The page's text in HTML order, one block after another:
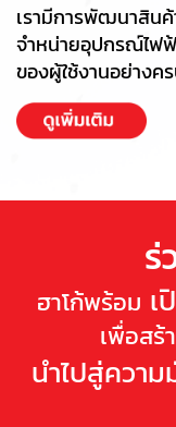
เรามีการพัฒนาสินค้
จำหน่ายอุปกรณ์ไฟ
ของผู้ใช้งานอย่างค
ร่
ฮาโก้พร้อม เ
เพื่อสร้
นําไปสู่ควา